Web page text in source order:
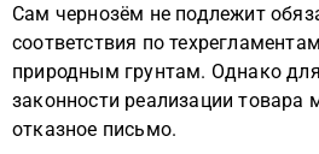
Сам чернозём не подлежит
соответствия по
природным грунтам. Однако
законности реализации
отказное письмо.